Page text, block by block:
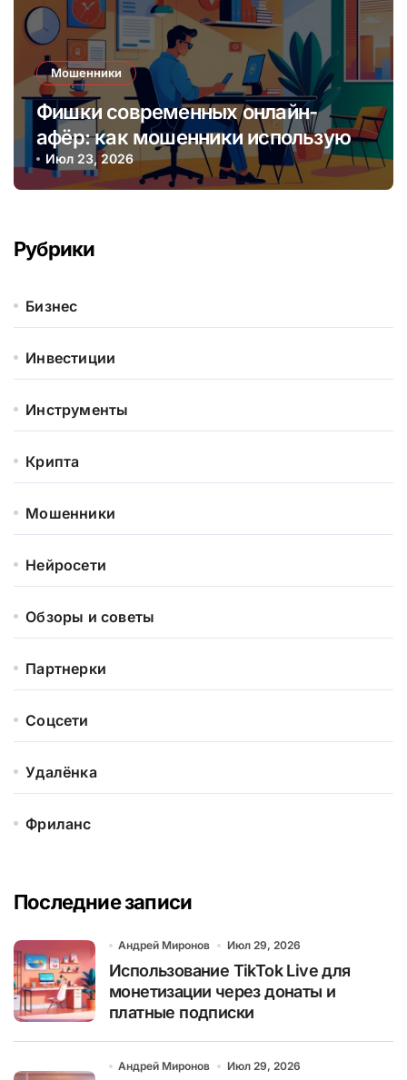
Мошенники
Фишки современных онлайн-
афёр: как мошенники используют
социальные сети и мессенджеры
Июл 23, 2026
Рубрики
Бизнес
Инвестиции
Инструменты
Крипта
Мошенники
Нейросети
Обзоры и советы
Партнерки
Соцсети
Удалёнка
Фриланс
Последние записи
Андрей Миронов Июл 29, 2026
Использование TikTok Live для
монетизации через донаты и
платные подписки
Андрей Миронов Июл 29, 2026